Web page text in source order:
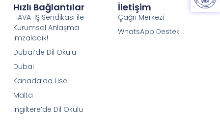
Hızlı Bağlantılar
HAVA-İŞ Sendikası ile
Kurumsal Anlaşma
İmzaladık!
Dubai’de Dil Okulu
Dubai
Kanada’da Lise
Malta
İngiltere’de Dil Okulu
İletişim
Çağrı Merkezi
WhatsApp Destek